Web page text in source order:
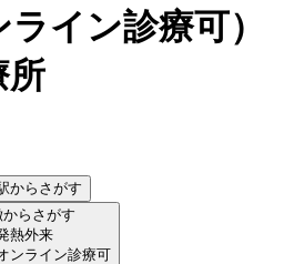
ライン診療可）
所
からさがす
からさがす
熱外来
ンライン診療可